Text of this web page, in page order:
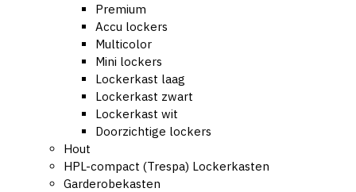
Premium
Accu lockers
Multicolor
Mini lockers
Lockerkast laag
Lockerkast zwart
Lockerkast wit
Doorzichtige lockers
Hout
HPL-compact (Trespa) Lockerkasten
Garderobekasten